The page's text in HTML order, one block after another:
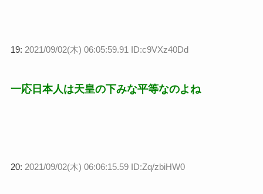
19: 2021/09/02(木) 06:05:59.91 ID:c9VXz40Dd
一応日本人は天皇の下みな平等なのよね
20: 2021/09/02(木) 06:06:15.59 ID:Zq/zbiHW0